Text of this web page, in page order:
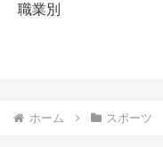
職業別
ホーム スポーツ